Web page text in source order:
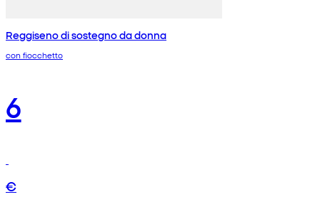
Reggiseno di sostegno da donna
con fiocchetto
6
€